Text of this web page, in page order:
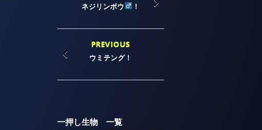
ネジリンボウ ！
PREVIOUS
ウミテング！
一押し生物 一覧